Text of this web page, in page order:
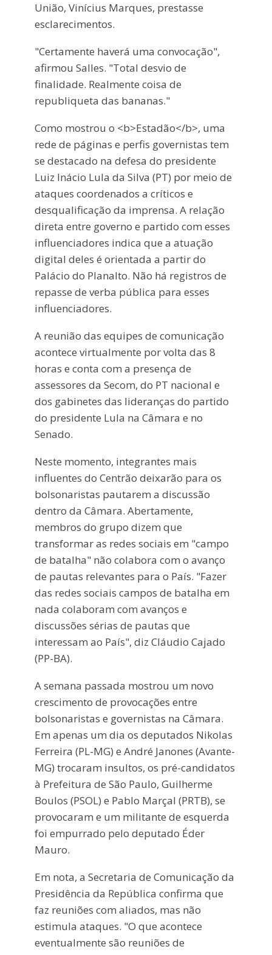
União, Vinícius Marques, prestasse
esclarecimentos.
"Certamente haverá uma convocação",
afirmou Salles. "Total desvio de
finalidade. Realmente coisa de
republiqueta das bananas."
Como mostrou o <b>Estadão</b>, uma
rede de páginas e perfis governistas tem
se destacado na defesa do presidente
Luiz Inácio Lula da Silva (PT) por meio de
ataques coordenados a críticos e
desqualificação da imprensa. A relação
direta entre governo e partido com esses
influenciadores indica que a atuação
digital deles é orientada a partir do
Palácio do Planalto. Não há registros de
repasse de verba pública para esses
influenciadores.
A reunião das equipes de comunicação
acontece virtualmente por volta das 8
horas e conta com a presença de
assessores da Secom, do PT nacional e
dos gabinetes das lideranças do partido
do presidente Lula na Câmara e no
Senado.
Neste momento, integrantes mais
influentes do Centrão deixarão para os
bolsonaristas pautarem a discussão
dentro da Câmara. Abertamente,
membros do grupo dizem que
transformar as redes sociais em "campo
de batalha" não colabora com o avanço
de pautas relevantes para o País. "Fazer
das redes sociais campos de batalha em
nada colaboram com avanços e
discussões sérias de pautas que
interessam ao País", diz Cláudio Cajado
(PP-BA).
A semana passada mostrou um novo
crescimento de provocações entre
bolsonaristas e governistas na Câmara.
Em apenas um dia os deputados Nikolas
Ferreira (PL-MG) e André Janones (Avante-
MG) trocaram insultos, os pré-candidatos
à Prefeitura de São Paulo, Guilherme
Boulos (PSOL) e Pablo Marçal (PRTB), se
provocaram e um militante de esquerda
foi empurrado pelo deputado Éder
Mauro.
Em nota, a Secretaria de Comunicação da
Presidência da República confirma que
faz reuniões com aliados, mas não
estimula ataques. "O que acontece
eventualmente são reuniões de